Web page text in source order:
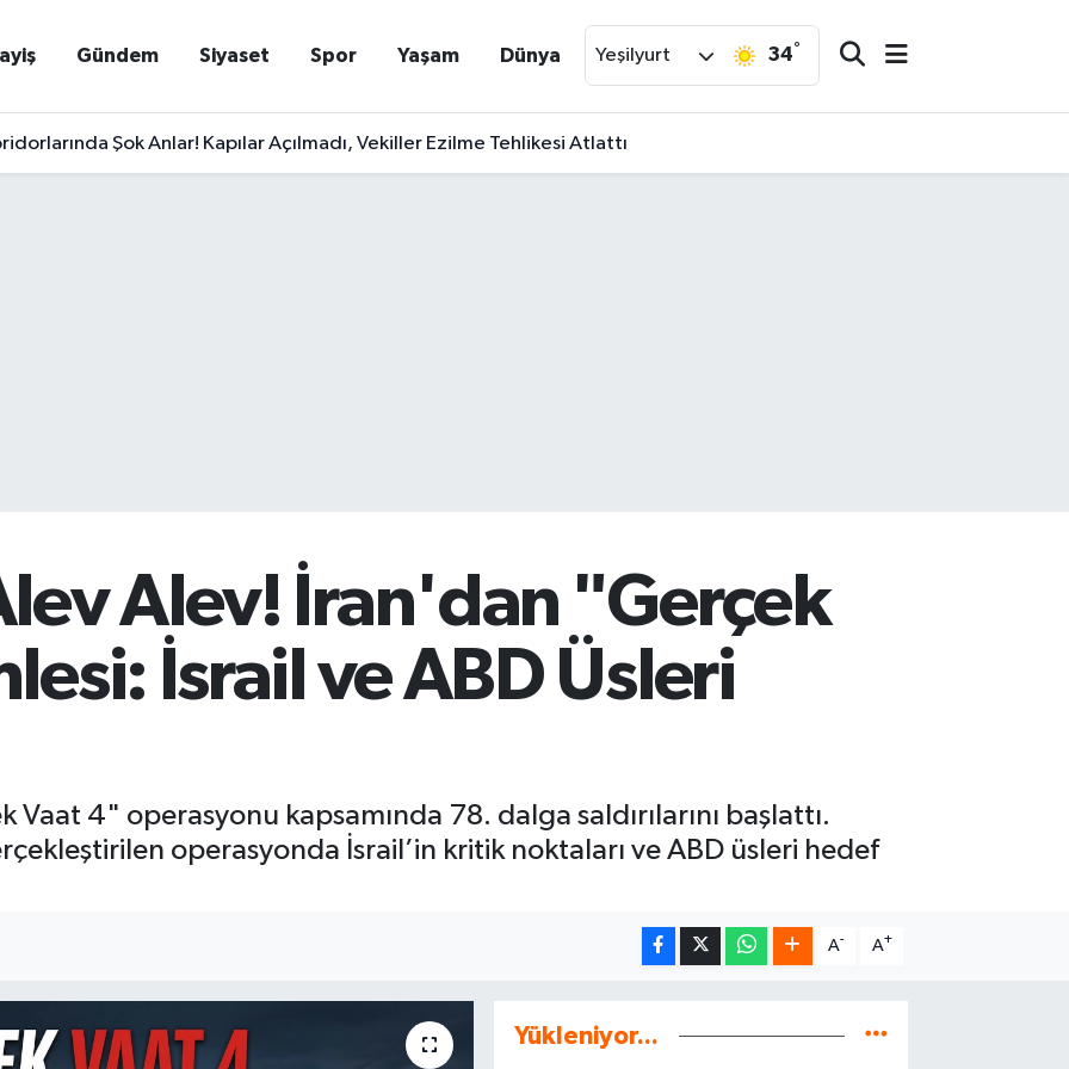
Gündem Siyaset Spor Yaşam Dünya Yeşilyurt 34°
Şok Anlar! Kapılar Açılmadı, Vekiller Ezilme Tehlikesi Atlattı
Alev! İran'dan "Gerçek
İsrail ve ABD Üsleri
Vaat 4" operasyonu kapsamında 78. dalga saldırılarını başlattı.
operasyonda İsrail’in kritik noktaları ve ABD üsleri hedef
A- A+
Yükleniyor...